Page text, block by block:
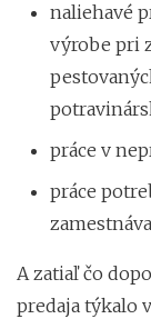
naliehavé
výrobe pri
práce v
práce
A zatiaľ čo
predaja týkalo